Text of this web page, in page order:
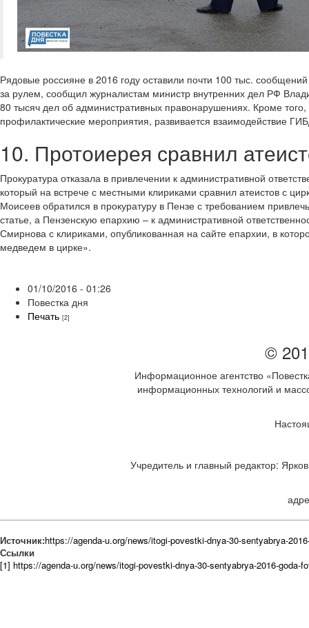
Рядовые россияне в 2016 году оставили почти 100 тыс.
за рулем, сообщил журналистам министр внутренних дел РФ
80 тысяч дел об административных правонарушениях. Кроме
профилактические мероприятия, развивается взаимодействие
10. Протоиерея сравнил
Прокуратура отказала в привлечении к административной
который на встрече с местными клириками сравнил атеистов с
Моисеев обратился в прокуратуру в Пензе с требованием
статье, а Пензенскую епархию – к административной
Смирнова с клириками, опубликованная на сайте епархии, в
медведем в цирке».
01/10/2016 - 01:26
Повестка дня
Печать [2]
©
Информационное агентство
информационных технологий и
Учредитель и главный редактор:
Источник:https://agenda-u.org/news/itogi-povestki-dnya-30-sentyabrya-
Ссылки
[1] https://agenda-u.org/news/itogi-povestki-dnya-30-sentyabrya-2016-goda-